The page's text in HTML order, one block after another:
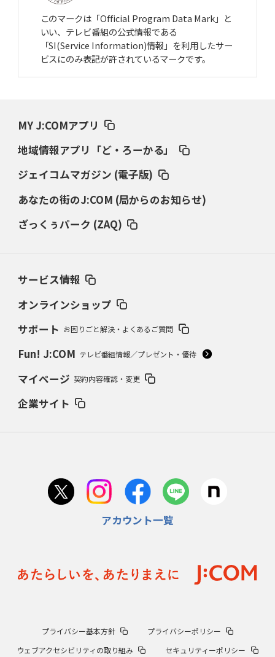
このマークは「Official Program Data Mark」と
いい、テレビ番組の公式情報である
「SI(Service Information)情報」を利用したサー
ビスにのみ表記が許されているマークです。
MY J:COMアプリ
地域情報アプリ「ど・ろーかる」
ジェイコムマガジン (電子版)
あなたの街のJ:COM (局からのお知らせ)
ざっくぅパーク (ZAQ)
サービス情報
オンラインショップ
サポート お困りごと解決・よくあるご質問
Fun! J:COM テレビ番組情報／プレゼント・優待
マイページ 契約内容確認・変更
企業サイト
アカウント一覧
プライバシー基本方針
プライバシーポリシー
ウェブアクセシビリティの取り組み
セキュリティーポリシー